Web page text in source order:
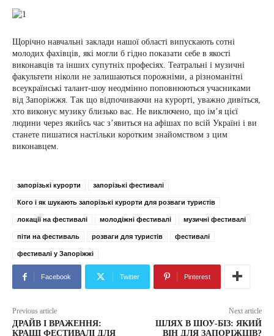
Щорічно навчальні заклади нашої області випускають сотні
молодих фахівців, які могли б гідно показати себе в якості
виконавців та інших супутніх професіях. Театральні і музичні
факультети ніколи не залишаються порожніми, а різноманітні
всеукраїнські талант-шоу неодмінно поповнюються учасниками
від Запоріжжя. Так що відпочиваючи на курорті, уважно дивіться,
хто виконує музику близько вас. Не виключено, що ім’я цієї
людини через якийсь час з’явиться на афішах по всій Україні і ви
станете пишатися настільки коротким знайомством з цим
виконавцем.
запорізькі курорти запорізькі фестивалі
Кого і як шукають запорізькі курорти для розваги туристів
локації на фестивалі молодіжні фестивалі музичні фестивалі
піти на фестиваль розваги для туристів фестивалі
фестивалі у Запоріжжі
Facebook Twitter Pinterest
Previous article
ДРАЙВ І ВРАЖЕННЯ:
КРАЩІ ФЕСТИВАЛІ ДЛЯ
Next article
ШЛЯХ В ШОУ-БІЗ: ЯКИЙ
ВІН ДЛЯ ЗАПОРІЖЦІВ?